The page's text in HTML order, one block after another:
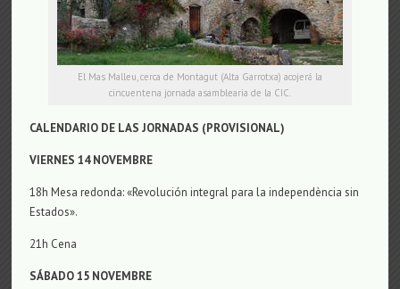
El Mas Malleu, cerca de Montagut (Alta Garrotxa) acojerá la
cincuentena jornada asamblearia de la CIC.
CALENDARIO DE LAS JORNADAS (PROVISIONAL)
VIERNES 14 NOVEMBRE
18h Mesa redonda: «Revolución integral para la independència sin
Estados».
21h Cena
SÁBADO 15 NOVEMBRE